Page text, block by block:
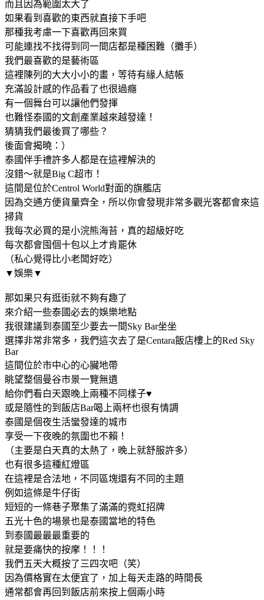
而且因為範圍太大了
如果看到喜歡的東西就直接下手吧
那種我考慮一下喜歡再回來買
可能連找不找得到同一間店都是種困難（攤手）
我們最喜歡的是藝術區
這裡陳列的大大小小的畫，等待有緣人結帳
充滿設計感的作品看了也很過癮
有一個舞台可以讓他們發揮
也難怪泰國的文創產業越來越發達！
猜猜我們最後買了哪些？
後面會揭曉：）
泰國伴手禮許多人都是在這裡解決的
沒錯～就是Big C超市！
這間是位於Centrol World對面的旗艦店
因為交通方便貨量齊全，所以你會發現非常多觀光客都會來這
掃貨
我每次必買的是小浣熊海苔，真的超級好吃
每次都會囤個十包以上才肯罷休
（私心覺得比小老闆好吃）
▼娛樂▼
那如果只有逛街就不夠有趣了
來介紹一些泰國必去的娛樂地點
我很建議到泰國至少要去一間Sky Bar坐坐
選擇非常非常多，我們這次去了是Centara飯店樓上的Red Sky
Bar
這間位於市中心的心臟地帶
眺望整個曼谷市景一覽無遺
給你們看白天跟晚上兩種不同樣子♥
或是隨性的到飯店Bar喝上兩杯也很有情調
泰國是個夜生活蠻發達的城市
享受一下夜晚的氛圍也不賴！
（主要是白天真的太熱了，晚上就舒服許多）
也有很多這種紅燈區
在這裡是合法地，不同區塊還有不同的主題
例如這條是牛仔街
短短的一條巷子聚集了滿滿的霓虹招牌
五光十色的場景也是泰國當地的特色
到泰國最最最重要的
就是要痛快的按摩！！！
我們五天大概按了三四次吧（笑）
因為價格實在太便宜了，加上每天走路的時間長
通常都會再回到飯店前來按上個兩小時